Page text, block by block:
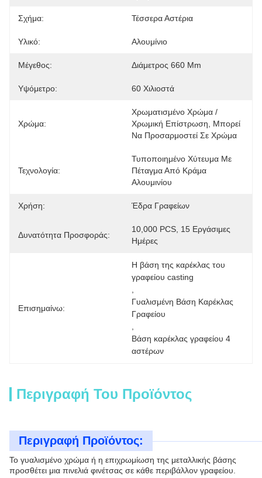
Σχήμα: Τέσσερα Αστέρια
Υλικό: Αλουμίνιο
Μέγεθος: Διάμετρος 660 Mm
Υψόμετρο: 60 Χιλιοστά
Χρώμα:
Χρωματισμένο Χρώμα /
Χρωμική Επίστρωση, Μπορεί
Να Προσαρμοστεί Σε Χρώμα
Τεχνολογία:
Τυποποιημένο Χύτευμα Με
Πέταγμα Από Κράμα
Αλουμινίου
Χρήση: Έδρα Γραφείων
Δυνατότητα Προσφοράς:
10,000 PCS, 15 Εργάσιμες
Ημέρες
Επισημαίνω:
Η βάση της καρέκλας του
γραφείου casting
Γυαλισμένη Βάση Καρέκλας
Γραφείου
Βάση καρέκλας γραφείου 4
αστέρων
Περιγραφή Του Προϊόντος
Περιγραφή Προϊόντος:
Το γυαλισμένο χρώμα ή η επιχρωμίωση της μεταλλικής βάσης
προσθέτει μια πινελιά φινέτσας σε κάθε περιβάλλον γραφείου.